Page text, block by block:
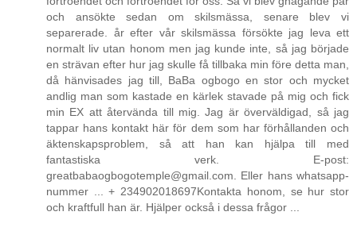
och ansökte sedan om skilsmässa, senare blev vi
separerade. år efter vår skilsmässa försökte jag leva ett
normalt liv utan honom men jag kunde inte, så jag började
en strävan efter hur jag skulle få tillbaka min före detta man,
då hänvisades jag till, BaBa ogbogo en stor och mycket
andlig man som kastade en kärlek stavade på mig och fick
min EX att återvända till mig. Jag är överväldigad, så jag
tappar hans kontakt här för dem som har förhållanden och
äktenskapsproblem, så att han kan hjälpa till med
fantastiska verk. E-post:
greatbabaogbogotemple@gmail.com. Eller hans whatsapp-
nummer ... + 234902018697Kontakta honom, se hur stor
och kraftfull han är. Hjälper också i dessa frågor ...